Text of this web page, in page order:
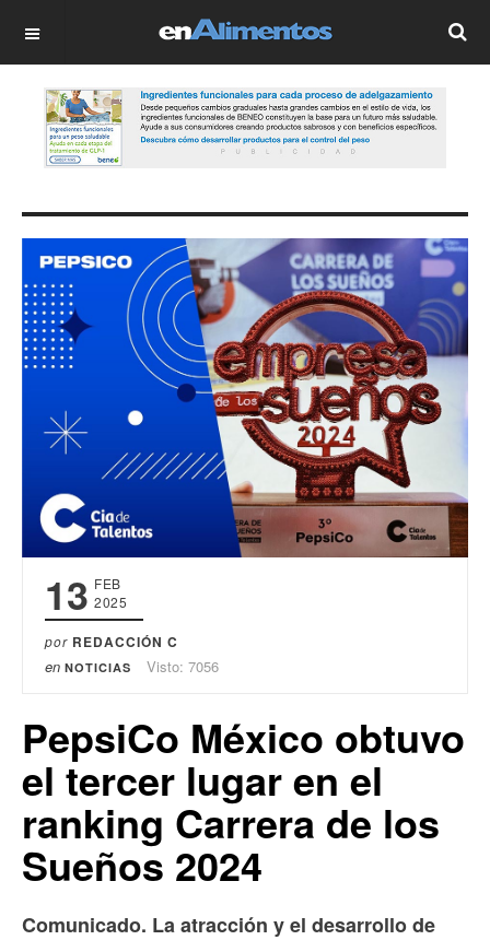
OFF CANVAS
13 FEB
2025
por REDACCIÓN C
en NOTICIAS Visto: 7056
PepsiCo México obtuvo
el tercer lugar en el
ranking Carrera de los
Sueños 2024
Comunicado. La atracción y el desarrollo de